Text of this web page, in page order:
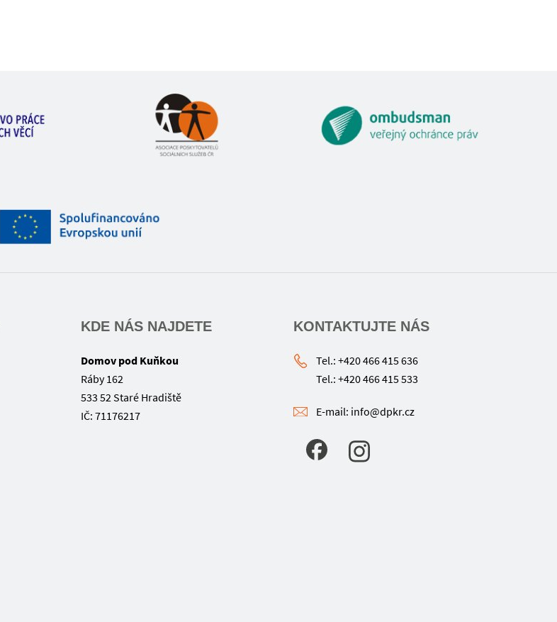
KDE NÁS NAJDETE
Domov pod Kuňkou
Ráby 162
533 52 Staré Hradiště
IČ: 71176217
KONTAKTUJTE NÁS
Tel.: +420 466 415 636
Tel.: +420 466 415 533
E-mail: info@dpkr.cz